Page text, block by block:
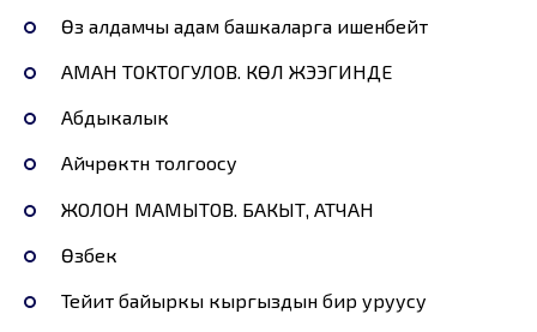
Өзү алдамчы адам башкаларга ишенбейт
АМАН ТОКТОГУЛОВ. КӨЛ ЖЭЭГИНДЕ
Абдыкалык
Айчүрөктүн толгоосу
ЖОЛОН МАМЫТОВ. БАКЫТ, АТЧАН
Өзүбек
Тейит байыркы кыргыздын бир уруусу